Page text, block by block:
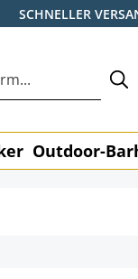
SCHNELLER
Outdoor-